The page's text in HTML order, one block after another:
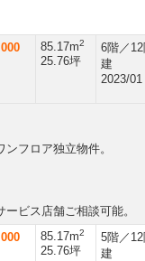
85.17m2
25.76坪
6階／
建
2023/01
フロア独立物件。
ビス店舗ご相談可能。
85.17m2
25.76坪
5階／
建